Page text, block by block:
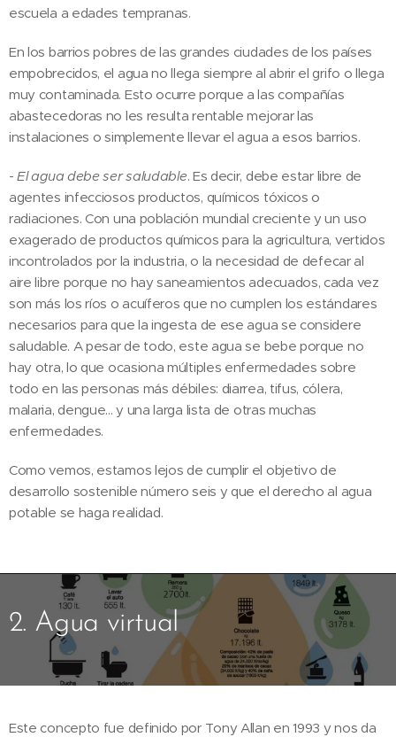
escuela a edades tempranas.
En los barrios pobres de las grandes ciudades de los países
empobrecidos, el agua no llega siempre al abrir el grifo o llega
muy contaminada. Esto ocurre porque a las compañías
abastecedoras no les resulta rentable mejorar las
instalaciones o simplemente llevar el agua a esos barrios.
- El agua debe ser saludable. Es decir, debe estar libre de
agentes infecciosos productos, químicos tóxicos o
radiaciones. Con una población mundial creciente y un uso
exagerado de productos químicos para la agricultura, vertidos
incontrolados por la industria, o la necesidad de defecar al
aire libre porque no hay saneamientos adecuados, cada vez
son más los ríos o acuíferos que no cumplen los estándares
necesarios para que la ingesta de ese agua se considere
saludable. A pesar de todo, este agua se bebe porque no
hay otra, lo que ocasiona múltiples enfermedades sobre
todo en las personas más débiles: diarrea, tifus, cólera,
malaria, dengue... y una larga lista de otras muchas
enfermedades.
Como vemos, estamos lejos de cumplir el objetivo de
desarrollo sostenible número seis y que el derecho al agua
potable se haga realidad.
2. Agua virtual
Este concepto fue definido por Tony Allan en 1993 y nos da